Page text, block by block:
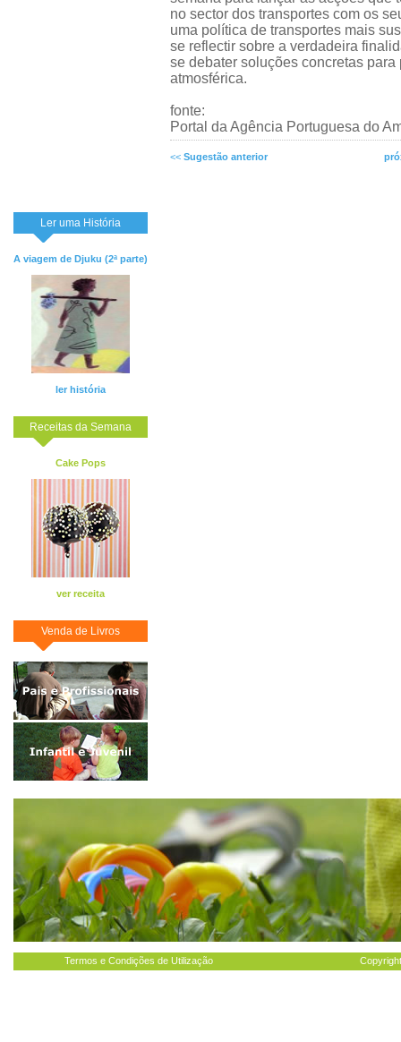
Ler uma História
A viagem de Djuku (2ª parte)
ler história
Receitas da Semana
Cake Pops
ver receita
Venda de Livros
no sector dos transportes com os
uma política de transportes mais
se reflectir sobre a verdadeira
se debater soluções concretas
atmosférica.
fonte:
Portal da Agência Portuguesa do
<< Sugestão anterior
Termos e Condições de Utilização